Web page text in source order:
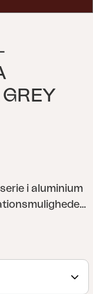
i aluminium
og